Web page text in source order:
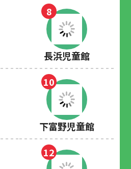
8
長浜児童館
10
下富野児童館
12